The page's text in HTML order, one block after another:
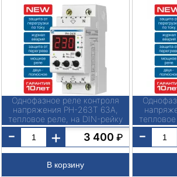
Однофазное реле контроля
напряжения РН-263Т 63А,
тепловое реле, на DIN-рейку
- + 3 400 ₽ -